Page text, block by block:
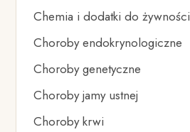
Chemia i dodatki do żywności
Choroby endokrynologiczne
Choroby genetyczne
Choroby jamy ustnej
Choroby krwi